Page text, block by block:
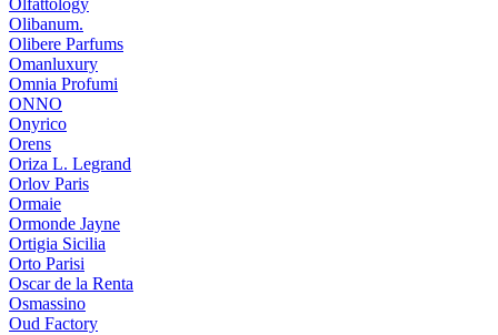
Olfattology
Olibanum.
Olibere Parfums
Omanluxury
Omnia Profumi
ONNO
Onyrico
Orens
Oriza L. Legrand
Orlov Paris
Ormaie
Ormonde Jayne
Ortigia Sicilia
Orto Parisi
Oscar de la Renta
Osmassino
Oud Factory